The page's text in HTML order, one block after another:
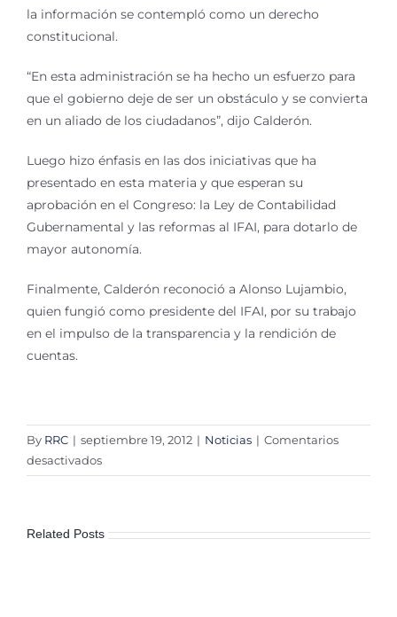
la información se contempló como un derecho
constitucional.
“En esta administración se ha hecho un esfuerzo para
que el gobierno deje de ser un obstáculo y se convierta
en un aliado de los ciudadanos”, dijo Calderón.
Luego hizo énfasis en las dos iniciativas que ha
presentado en esta materia y que esperan su
aprobación en el Congreso: la Ley de Contabilidad
Gubernamental y las reformas al IFAI, para dotarlo de
mayor autonomía.
Finalmente, Calderón reconoció a Alonso Lujambio,
quien fungió como presidente del IFAI, por su trabajo
en el impulso de la transparencia y la rendición de
cuentas.
By RRC | septiembre 19, 2012 | Noticias | Comentarios
desactivadosen
Inauguran
de
Related Posts